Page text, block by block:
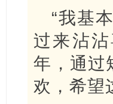
“我基
过来沾
年，通过
欢，希望